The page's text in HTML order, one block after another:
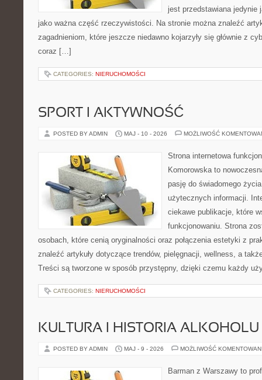
jest przedstawiana jedynie
jako ważna część rzeczywistości. Na stronie można znaleźć
zagadnieniom, które jeszcze niedawno kojarzyły się głównie z
coraz […]
CATEGORIES: NIERUCHOMOŚCI
SPORT I AKTYWNOŚĆ
POSTED BY ADMIN MAJ - 10 - 2026 MOŻLIWOŚĆ
Strona internetowa
Komorowska to
pasję do świadomego
użytecznych informacji.
ciekawe publikacje, które
funkcjonowaniu. Strona
osobach, które cenią oryginalności oraz połączenia estetyki z
znaleźć artykuły dotyczące trendów, pielęgnacji, wellness, a
Treści są tworzone w sposób przystępny, dzięki czemu każdy
CATEGORIES: NIERUCHOMOŚCI
KULTURA I HISTORIA ALKOHOLU
POSTED BY ADMIN MAJ - 9 - 2026 MOŻLIWOŚĆ
Barman z Warszawy to